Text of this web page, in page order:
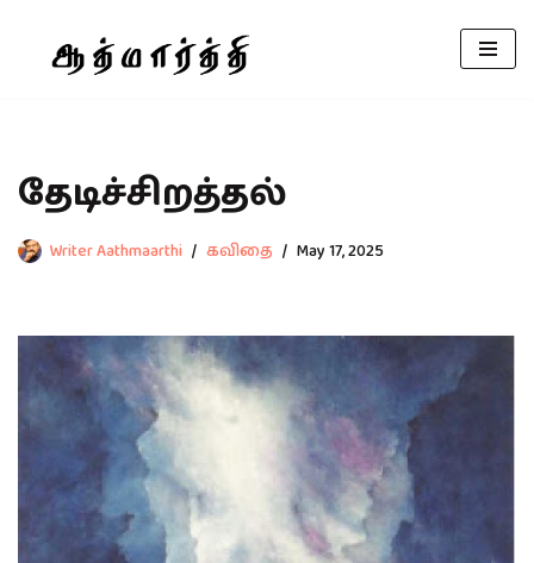
தேடிச்சிறத்தல்
Writer Aathmaarthi கவிதை May 17, 2025